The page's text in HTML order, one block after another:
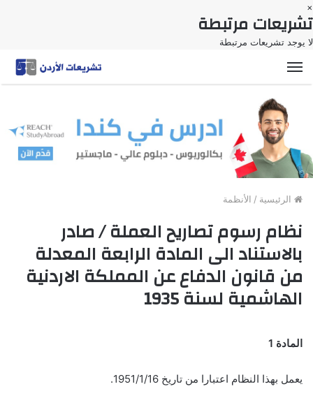
×
تشريعات مرتبطة
لا يوجد تشريعات مرتبطة
القائمة
الرئيسية / الأنظمة
نظام رسوم تصاريح العملة / صادر
بالاستناد الى المادة الرابعة المعدلة
من قانون الدفاع عن المملكة الاردنية
الهاشمية لسنة 1935
المادة 1
يعمل بهذا النظام اعتبارا من تاريخ 1951/1/16.